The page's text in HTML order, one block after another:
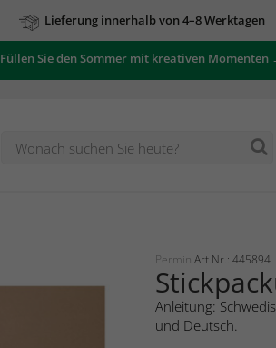
Lieferung innerhalb von 4–8 Werktagen
Füllen Sie den Sommer mit kreativen Momenten
Permin Art.Nr.: 445894
Anleitung:
und Deutsch.